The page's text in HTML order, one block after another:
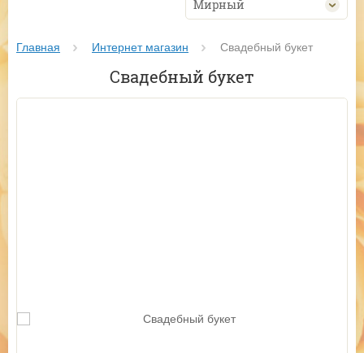
Мирный
Главная Интернет магазин Свадебный букет
Свадебный букет